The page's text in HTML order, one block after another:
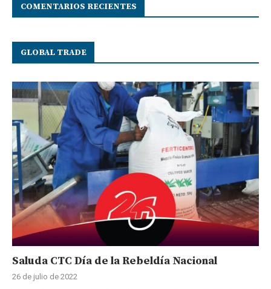
COMENTARIOS RECIENTES
GLOBAL TRADE
Saluda CTC Día de la Rebeldía Nacional
26 de julio de 2022